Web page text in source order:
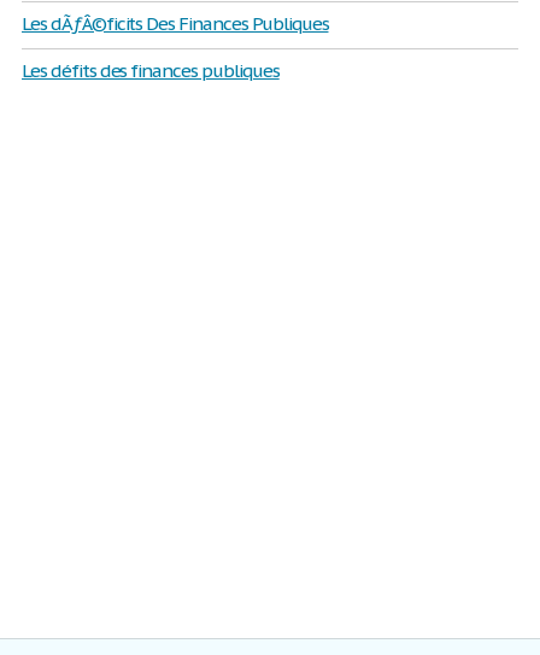
Les dÃƒÂ©ficits Des Finances Publiques
Les défits des finances publiques